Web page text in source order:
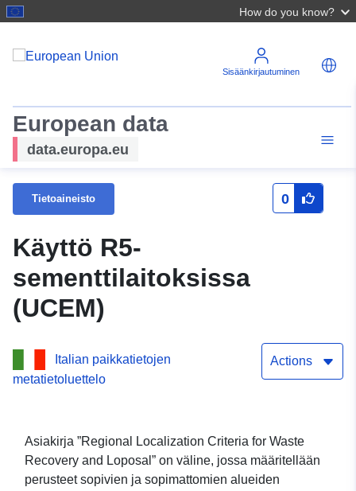
How do you know?
Sisäänkirjautuminen
European data
data.europa.eu
Tietoaineisto 0
Käyttö R5-
sementtilaitoksissa
(UCEM)
Italian paikkatietojen
metatietoluettelo
Actions
Asiakirja ”Regional Localization Criteria for Waste
Recovery and Loposal” on väline, jossa määritellään
perusteet sopivien ja sopimattomien alueiden